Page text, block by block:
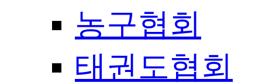
농구협회
태권도협회